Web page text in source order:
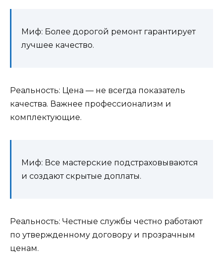
Миф: Более дорогой ремонт гарантирует
лучшее качество.
Реальность: Цена — не всегда показатель
качества. Важнее профессионализм и
комплектующие.
Миф: Все мастерские подстраховываются
и создают скрытые доплаты.
Реальность: Честные службы честно работают
по утвержденному договору и прозрачным
ценам.